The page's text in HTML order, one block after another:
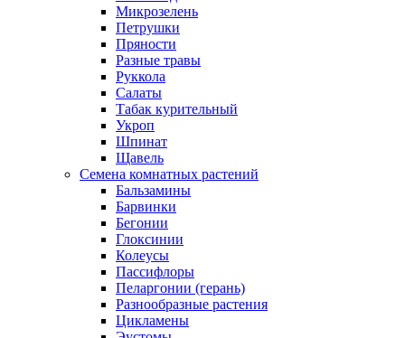
Микрозелень
Петрушки
Пряности
Разные травы
Руккола
Салаты
Табак курительный
Укроп
Шпинат
Щавель
Семена комнатных растений
Бальзамины
Барвинки
Бегонии
Глоксинии
Колеусы
Пассифлоры
Пеларгонии (герань)
Разнообразные растения
Цикламены